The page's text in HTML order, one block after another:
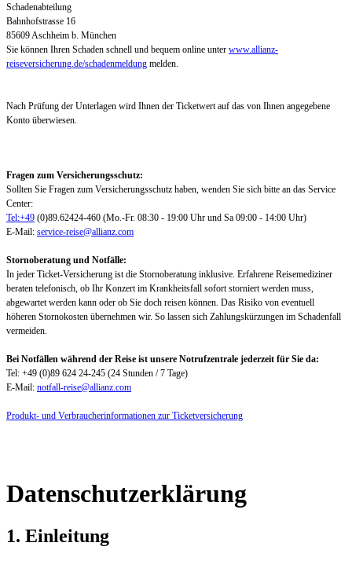
Schadenabteilung
Bahnhofstrasse 16
85609 Aschheim b. München
Sie können Ihren Schaden schnell und bequem online unter www.allianz-
reiseversicherung.de/schadenmeldung melden.
Nach Prüfung der Unterlagen wird Ihnen der Ticketwert auf das von Ihnen angegebene
Konto überwiesen.
Fragen zum Versicherungsschutz:
Sollten Sie Fragen zum Versicherungsschutz haben, wenden Sie sich bitte an das Service
Center:
Tel:+49 (0)89.62424-460 (Mo.-Fr. 08:30 - 19:00 Uhr und Sa 09:00 - 14:00 Uhr)
E-Mail: service-reise@allianz.com
Stornoberatung und Notfälle:
In jeder Ticket-Versicherung ist die Stornoberatung inklusive. Erfahrene Reisemediziner
beraten telefonisch, ob Ihr Konzert im Krankheitsfall sofort storniert werden muss,
abgewartet werden kann oder ob Sie doch reisen können. Das Risiko von eventuell
höheren Stornokosten übernehmen wir. So lassen sich Zahlungskürzungen im Schadenfall
vermeiden.
Bei Notfällen während der Reise ist unsere Notrufzentrale jederzeit für Sie da:
Tel: +49 (0)89 624 24-245 (24 Stunden / 7 Tage)
E-Mail: notfall-reise@allianz.com
Produkt- und Verbraucherinformationen zur Ticketversicherung
Datenschutzerklärung
1. Einleitung